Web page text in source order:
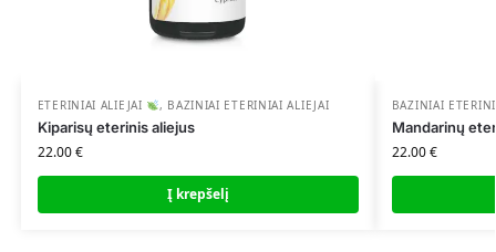
ETERINIAI ALIEJAI , BAZINIAI ETERINIAI ALIEJAI
Kiparisų eterinis aliejus
22.00€
Į krepšelį
BAZINIAI
Mandarinų
22.00€